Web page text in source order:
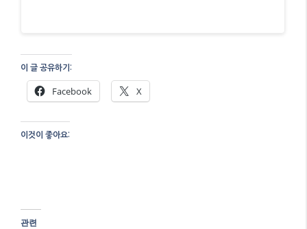
이 글 공유하기:
Facebook X
이것이 좋아요:
관련